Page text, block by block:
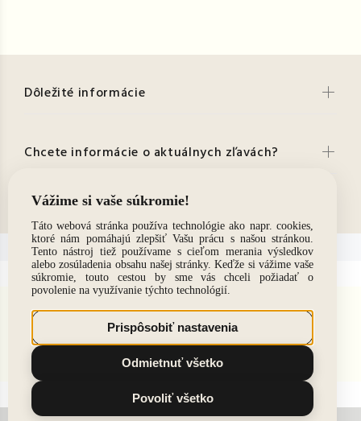
Dôležité informácie
Chcete informácie o aktuálnych zľavách?
Kontakt
© 2021. Všetky práva vyhradené